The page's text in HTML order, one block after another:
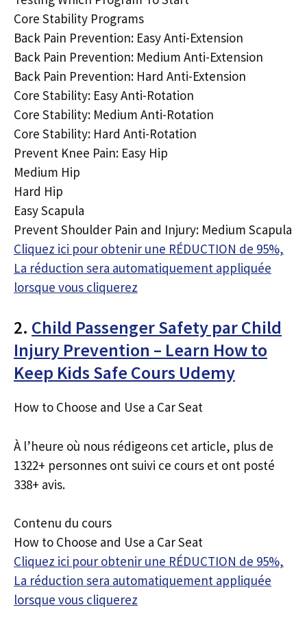
Core Stability Programs
Back Pain Prevention: Easy Anti-Extension
Back Pain Prevention: Medium Anti-Extension
Back Pain Prevention: Hard Anti-Extension
Core Stability: Easy Anti-Rotation
Core Stability: Medium Anti-Rotation
Core Stability: Hard Anti-Rotation
Prevent Knee Pain: Easy Hip
Medium Hip
Hard Hip
Easy Scapula
Prevent Shoulder Pain and Injury: Medium Scapula
Cliquez ici pour obtenir une RÉDUCTION de 95%,
La réduction sera automatiquement appliquée
lorsque vous cliquerez
2. Child Passenger Safety par Child
Injury Prevention – Learn How to
Keep Kids Safe Cours Udemy
How to Choose and Use a Car Seat
À l’heure où nous rédigeons cet article, plus de
1322+ personnes ont suivi ce cours et ont posté
338+ avis.
Contenu du cours
How to Choose and Use a Car Seat
Cliquez ici pour obtenir une RÉDUCTION de 95%,
La réduction sera automatiquement appliquée
lorsque vous cliquerez